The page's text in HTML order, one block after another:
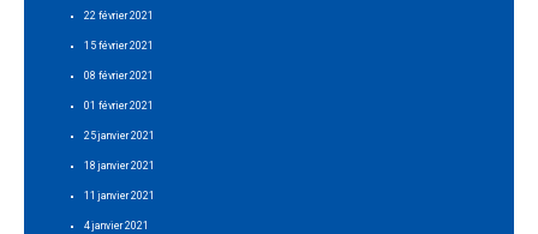
22 février 2021
15 février 2021
08 février 2021
01 février 2021
25 janvier 2021
18 janvier 2021
11 janvier 2021
4 janvier 2021